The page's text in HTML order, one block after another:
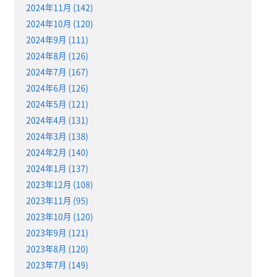
2024年11月 (142)
2024年10月 (120)
2024年9月 (111)
2024年8月 (126)
2024年7月 (167)
2024年6月 (126)
2024年5月 (121)
2024年4月 (131)
2024年3月 (138)
2024年2月 (140)
2024年1月 (137)
2023年12月 (108)
2023年11月 (95)
2023年10月 (120)
2023年9月 (121)
2023年8月 (120)
2023年7月 (149)